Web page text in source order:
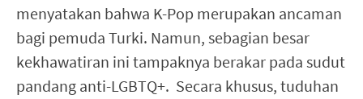
menyatakan bahwa K-Pop merupakan ancaman
bagi pemuda Turki. Namun, sebagian besar
kekhawatiran ini tampaknya berakar pada sudut
pandang anti-LGBTQ+. Secara khusus, tuduhan